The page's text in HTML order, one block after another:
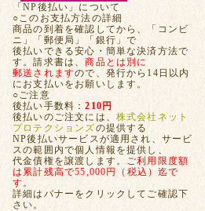
「NP後払い」について
○このお支払方法の詳細
商品の到着を確認してから、「コンビ
ニ」「郵便局」「銀行」で
後払いできる安心・簡単な決済方法で
す。請求書は、商品とは別に
郵送されますので、発行から14日以内
にお支払いをお願いします。
○ご注意
後払い手数料：210円
後払いのご注文には、 株式会社ネット
プロテクションズの提供する
NP後払いサービスが適用され、サービ
スの範囲内で個人情報を提供し、
代金債権を譲渡します。 ご利用限度額
は累計残高で55,000円（税込）迄で
す。
詳細はバナーをクリックしてご確認下
さい。